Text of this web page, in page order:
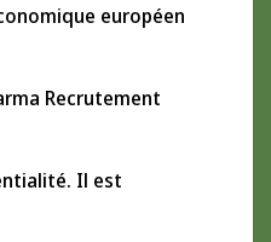
européen
Recrutement
Il est